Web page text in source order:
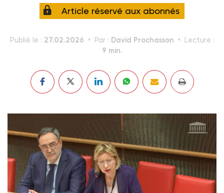
Article réservé aux abonnés
Publié le : 27.02.2026 Par : David Prochasson Lecture :
9 min.